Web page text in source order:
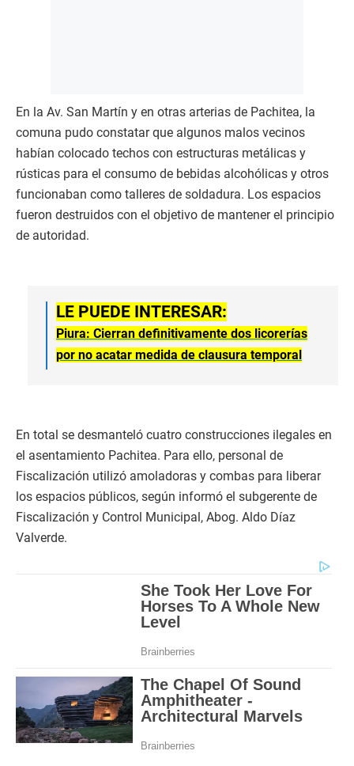
En la Av. San Martín y en otras arterias de Pachitea, la
comuna pudo constatar que algunos malos vecinos
habían colocado techos con estructuras metálicas y
rústicas para el consumo de bebidas alcohólicas y otros
funcionaban como talleres de soldadura. Los espacios
fueron destruidos con el objetivo de mantener el principio
de autoridad.
LE PUEDE INTERESAR:
Piura: Cierran definitivamente dos licorerías
por no acatar medida de clausura temporal
En total se desmanteló cuatro construcciones ilegales en
el asentamiento Pachitea. Para ello, personal de
Fiscalización utilizó amoladoras y combas para liberar
los espacios públicos, según informó el subgerente de
Fiscalización y Control Municipal, Abog. Aldo Díaz
Valverde.